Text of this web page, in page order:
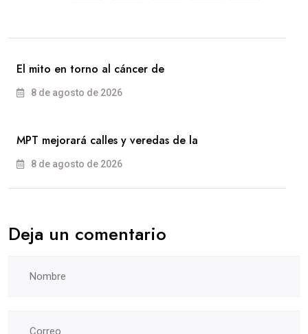
El mito en torno al cáncer de
8 de agosto de 2026
MPT mejorará calles y veredas de la
8 de agosto de 2026
Deja un comentario